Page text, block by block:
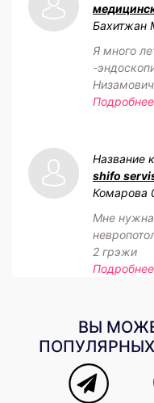
Бахитжан
Я много
-
Название
shifo
Комарова
Мне нужна
2 грэжи
ВЫ